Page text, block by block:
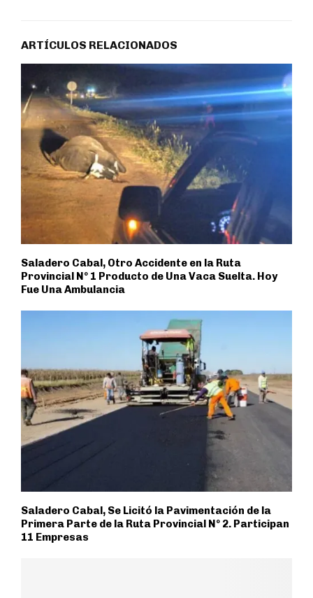
ARTÍCULOS RELACIONADOS
Saladero Cabal, Otro Accidente en la Ruta
Provincial Nº 1 Producto de Una Vaca Suelta. Hoy
Fue Una Ambulancia
Saladero Cabal, Se Licitó la Pavimentación de la
Primera Parte de la Ruta Provincial Nº 2. Participan
11 Empresas